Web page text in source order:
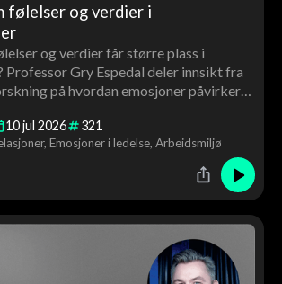
følelser og verdier i
og verdier får større plass i
Professor Gry Espedal deler innsikt fra
på hvordan emosjoner påvirker
handler om langt mer enn ord på
10jul 2026 321
Emosjoner i ledelse Arbeidsmiljø